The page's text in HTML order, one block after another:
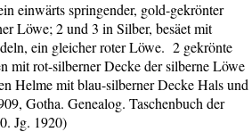
einwärts springender, gold-gekrönter
Löwe; 2 und 3 in Silber, besäet mit
ein gleicher roter Löwe. 2 gekrönte
mit rot-silberner Decke der silberne Löwe
Helme mit blau-silberner Decke Hals und
Gotha. Genealog. Taschenbuch der
Jg. 1920)